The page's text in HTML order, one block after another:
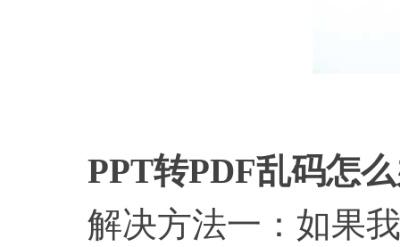
PPT转PDF乱码怎
解决方法一：如果我